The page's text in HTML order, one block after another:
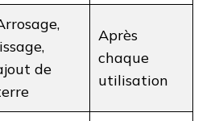
de
Après
chaque
utilisation